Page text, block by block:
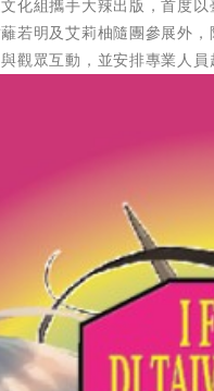
化組攜手大辣出版，首度
若明及艾莉柚隨團參展外
觀眾互動，並安排專業人